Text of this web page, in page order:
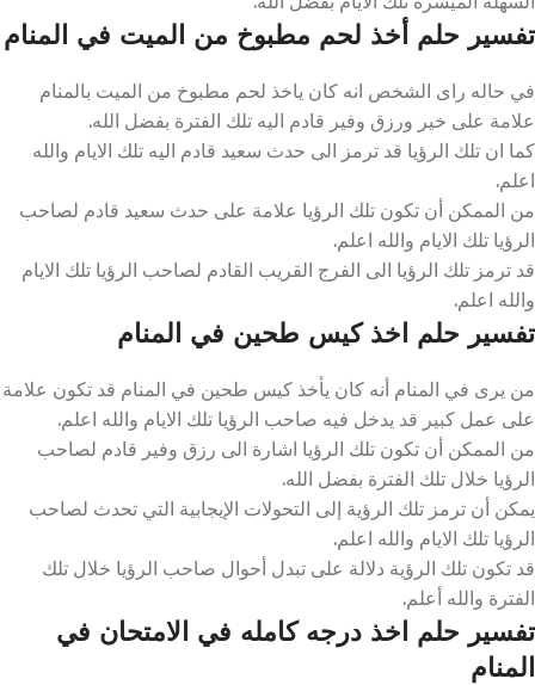
تفسير حلم أخذ لحم مطبوخ من الميت في المنام
في حاله راى الشخص انه كان ياخذ لحم مطبوخ من الميت بالمنام
علامة على خير ورزق وفير قادم اليه تلك الفترة بفضل الله.
كما ان تلك الرؤيا قد ترمز الى حدث سعيد قادم اليه تلك الايام والله
اعلم.
من الممكن أن تكون تلك الرؤيا علامة على حدث سعيد قادم لصاحب
الرؤيا تلك الايام والله اعلم.
قد ترمز تلك الرؤيا الى الفرج القريب القادم لصاحب الرؤيا تلك الايام
والله اعلم.
تفسير حلم اخذ كيس طحين في المنام
من يرى في المنام أنه كان يأخذ كيس طحين في المنام قد تكون علامة
على عمل كبير قد يدخل فيه صاحب الرؤيا تلك الايام والله اعلم.
من الممكن أن تكون تلك الرؤيا اشارة الى رزق وفير قادم لصاحب
الرؤيا خلال تلك الفترة بفضل الله.
يمكن أن ترمز تلك الرؤية إلى التحولات الإيجابية التي تحدث لصاحب
الرؤيا تلك الايام والله اعلم.
قد تكون تلك الرؤية دلالة على تبدل أحوال صاحب الرؤيا خلال تلك
الفترة والله أعلم.
تفسير حلم اخذ درجه كامله في الامتحان في
المنام